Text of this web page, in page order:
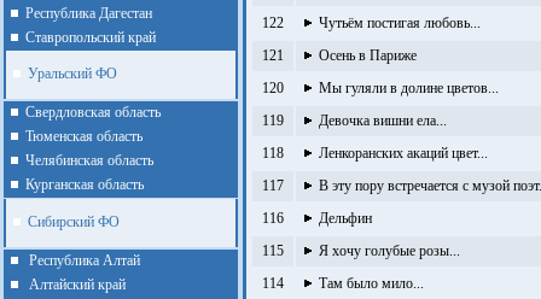
Республика Дагестан
Ставропольский край
Уральский ФО
Cвердловская область
Тюменская область
Челябинская область
Курганская область
Сибирский ФО
Республика Алтай
Алтайcкий край
122
Чутьём постигая любовь...
121
Осень в Париже
120
Мы гуляли в долине цветов...
119
Девочка вишни ела...
118
Ленкоранских акаций цвет...
117
В эту пору встречается с музой
116
Дельфин
115
Я хочу голубые розы...
114
Там было мило...